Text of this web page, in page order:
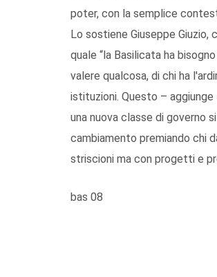
poter, con la semplice
Lo sostiene Giuseppe
quale “la Basilicata ha
valere qualcosa, di chi ha
istituzioni. Questo –
una nuova classe di governo
cambiamento premiando chi
striscioni ma con progetti e
bas 08